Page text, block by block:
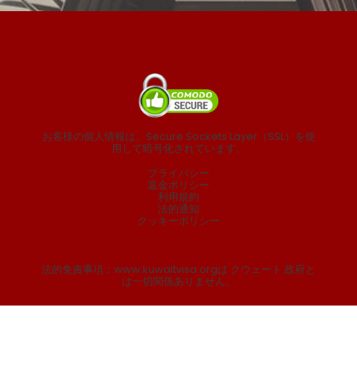
お客様の個人情報は、Secure Sockets Layer（SSL）を使
用して暗号化されています。
プライバシー
返金ポリシー
利用規約
法的通知
クッキーポリシー
法的免責事項：www.kuwaitvisa.orgは クウェート 政府と
は一切関係ありません。